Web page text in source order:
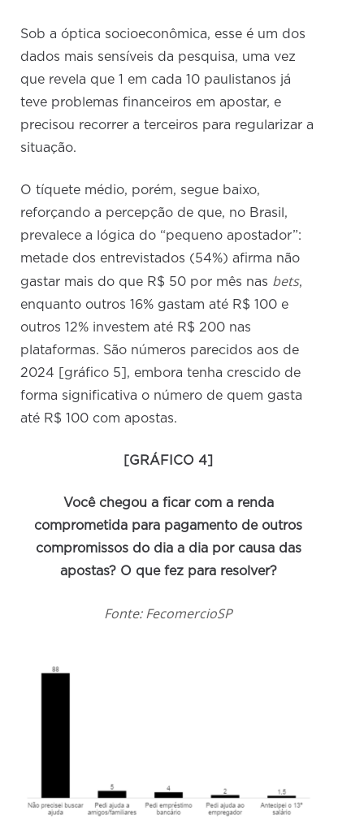
Sob a óptica socioeconômica, esse é um dos
dados mais sensíveis da pesquisa, uma vez
que revela que 1 em cada 10 paulistanos já
teve problemas financeiros em apostar, e
precisou recorrer a terceiros para regularizar a
situação.
O tíquete médio, porém, segue baixo,
reforçando a percepção de que, no Brasil,
prevalece a lógica do “pequeno apostador”:
metade dos entrevistados (54%) afirma não
gastar mais do que R$ 50 por mês nas bets,
enquanto outros 16% gastam até R$ 100 e
outros 12% investem até R$ 200 nas
plataformas. São números parecidos aos de
2024 [gráfico 5], embora tenha crescido de
forma significativa o número de quem gasta
até R$ 100 com apostas.
[GRÁFICO 4]
Você chegou a ficar com a renda
comprometida para pagamento de outros
compromissos do dia a dia por causa das
apostas? O que fez para resolver?
Fonte: FecomercioSP